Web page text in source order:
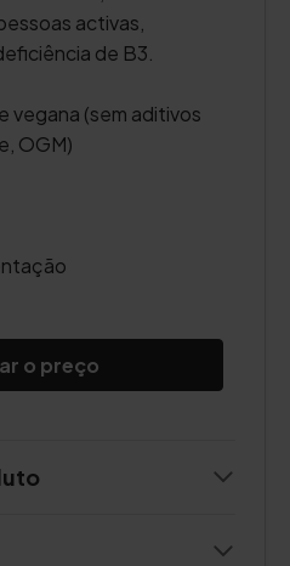
activas,
de B3.
vegana (sem aditivos
OGM)
o preço